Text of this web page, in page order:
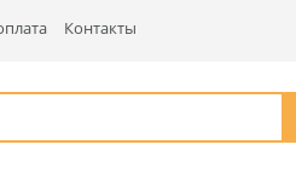
Контакты